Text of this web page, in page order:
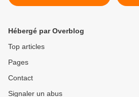
Hébergé par Overblog
Top articles
Pages
Contact
Signaler un abus